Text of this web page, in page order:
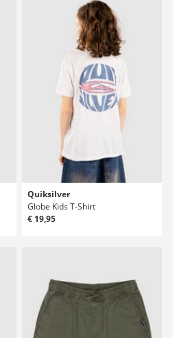
Quiksilver
Globe Kids T-Shirt
€ 19,95